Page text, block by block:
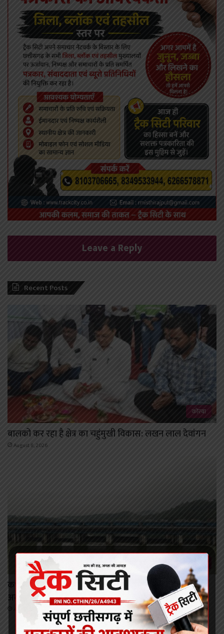
Leave a Reply
Recent Posts
कोरबा
बालको कर रहा है क्षेत्र का चहुंमुखी विकास: लखन लाल देवांगन
August 8, 2026
कभी भी खोला जा सकता है मिनीमाता बांगो जलाशय का गेट,
अलर्ट जारी।